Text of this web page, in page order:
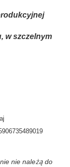
w szczelnym
nie należą do